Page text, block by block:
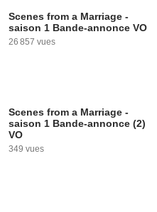
Scenes from a Marriage -
saison 1 Bande-annonce VO
26 857 vues
Scenes from a Marriage -
saison 1 Bande-annonce (2)
VO
349 vues